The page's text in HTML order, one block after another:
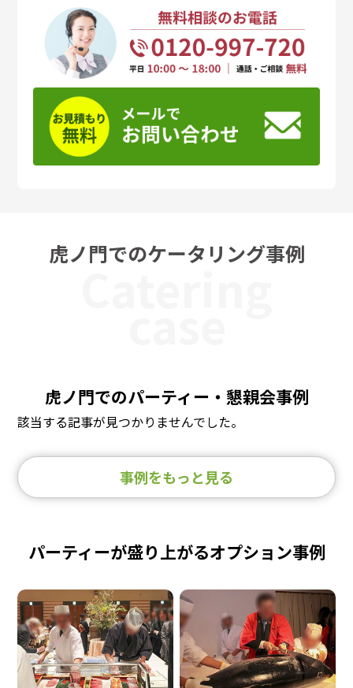
虎ノ門でのケータリング事例
虎ノ門でのパーティー・懇親会事例
該当する記事が見つかりませんでした。
事例をもっと見る
パーティーが盛り上がるオプション事例